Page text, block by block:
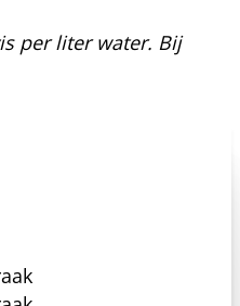
per liter water. Bij